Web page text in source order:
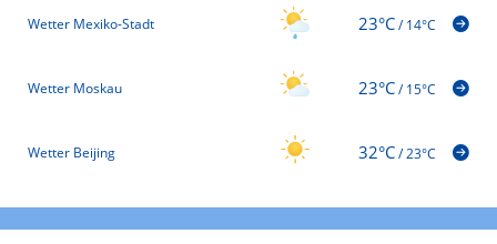
Wetter Mexiko-Stadt 23°C/14°C
Wetter Moskau 23°C/15°C
Wetter Beijing 32°C/23°C